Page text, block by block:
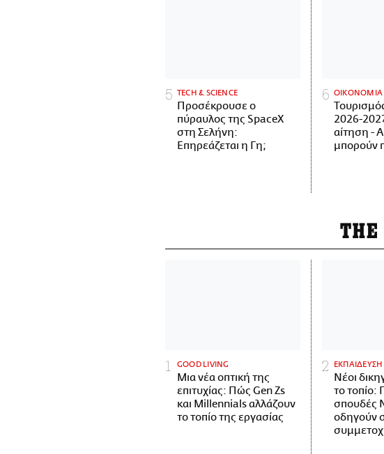
ΤECH & SCIENCE
Προσέκρουσε ο
πύραυλος της SpaceX
στη Σελήνη:
Επηρεάζεται η Γη;
ΟΙΚΟΝΟΜΙΑ
2026-
αίτηση -
μπορούν
THE
GOOD LIVING
Μια νέα οπτική της
επιτυχίας: Πώς Gen Zs
και Millennials αλλάζουν
το τοπίο της εργασίας
ΕΚΠΑΙΔΕΥΣΗ
Νέοι
το τοπίο:
σπουδές
οδηγούν